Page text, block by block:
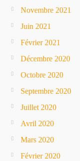
Novembre 2021
Juin 2021
Février 2021
Décembre 2020
Octobre 2020
Septembre 2020
Juillet 2020
Avril 2020
Mars 2020
Février 2020